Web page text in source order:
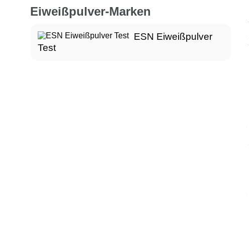
Eiweißpulver-Marken
ESN Eiweißpulver
Test